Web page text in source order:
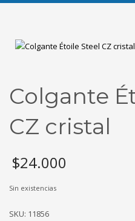
Colgante
CZ cristal
$24.000
Sin existencias
SKU: 11856